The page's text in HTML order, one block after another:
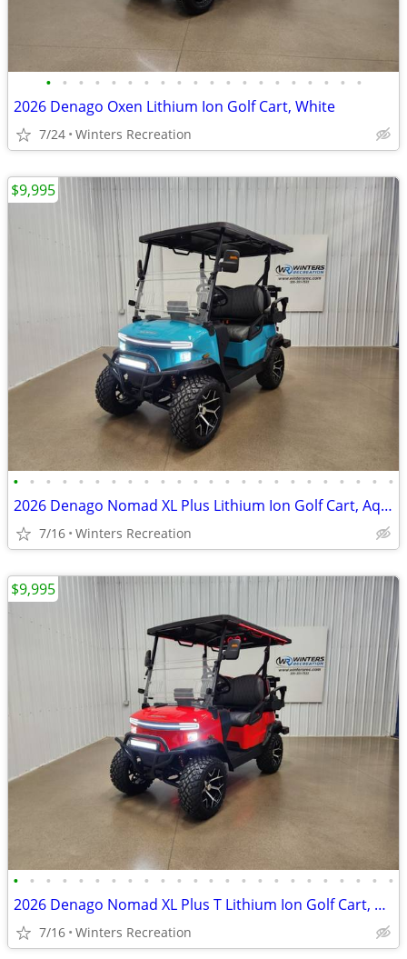
• • • • • • • • • • • • • • • • • • • •
2026 Denago Oxen Lithium Ion Golf Cart, White
7/24 Winters Recreation
• • • • • • • • • • • • • • • • • • • • • • • •
2026 Denago Nomad XL Plus Lithium Ion Golf Cart, Aqua
7/16 Winters Recreation
$9,995
• • • • • • • • • • • • • • • • • • • • • • • •
2026 Denago Nomad XL Plus T Lithium Ion Golf Cart, Scarlet
7/16 Winters Recreation
$9,995